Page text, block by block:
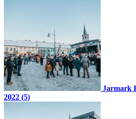
Jarmark
2022 (5)